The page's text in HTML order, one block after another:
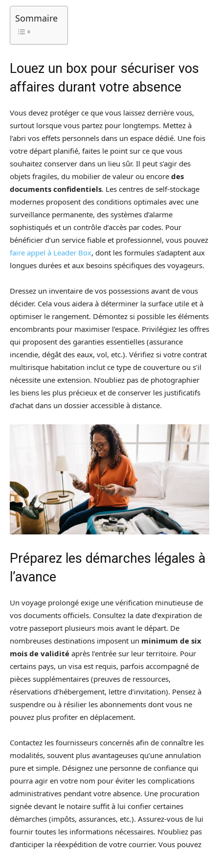
Sommaire
Louez un box pour sécuriser vos
affaires durant votre absence
Vous devez protéger ce que vous laissez derrière vous,
surtout lorsque vous partez pour longtemps. Mettez à
l’abri vos effets personnels dans un espace dédié. Une fois
votre départ planifié, faites le point sur ce que vous
souhaitez conserver dans un lieu sûr. Il peut s’agir des
objets fragiles, du mobilier de valeur ou encore des
documents confidentiels. Les centres de self-stockage
modernes proposent des conditions optimales avec une
surveillance permanente, des systèmes d’alarme
sophistiqués et un contrôle d’accès par codes. Pour
bénéficier d’un service fiable et professionnel, vous pouvez
faire appel à Leader Box, dont les formules s’adaptent aux
longues durées et aux besoins spécifiques des voyageurs.
Dressez un inventaire de vos possessions avant de vous
décider. Cela vous aidera à déterminer la surface utile et à
optimiser le rangement. Démontez si possible les éléments
encombrants pour maximiser l’espace. Privilégiez les offres
qui proposent des garanties essentielles (assurance
incendie, dégât des eaux, vol, etc.). Vérifiez si votre contrat
multirisque habitation inclut ce type de couverture ou s’il
nécessite une extension. N’oubliez pas de photographier
les biens les plus précieux et de conserver les justificatifs
d’achat dans un dossier accessible à distance.
Préparez les démarches légales à
l’avance
Un voyage prolongé exige une vérification minutieuse de
vos documents officiels. Consultez la date d’expiration de
votre passeport plusieurs mois avant le départ. De
nombreuses destinations imposent un minimum de six
mois de validité après l’entrée sur leur territoire. Pour
certains pays, un visa est requis, parfois accompagné de
pièces supplémentaires (preuves de ressources,
réservations d’hébergement, lettre d’invitation). Pensez à
suspendre ou à résilier les abonnements dont vous ne
pouvez plus profiter en déplacement.
Contactez les fournisseurs concernés afin de connaître les
modalités, souvent plus avantageuses qu’une annulation
pure et simple. Désignez une personne de confiance qui
pourra agir en votre nom pour éviter les complications
administratives pendant votre absence. Une procuration
signée devant le notaire suffit à lui confier certaines
démarches (impôts, assurances, etc.). Assurez-vous de lui
fournir toutes les informations nécessaires. N’oubliez pas
d’anticiper la réexpédition de votre courrier. Vous pouvez